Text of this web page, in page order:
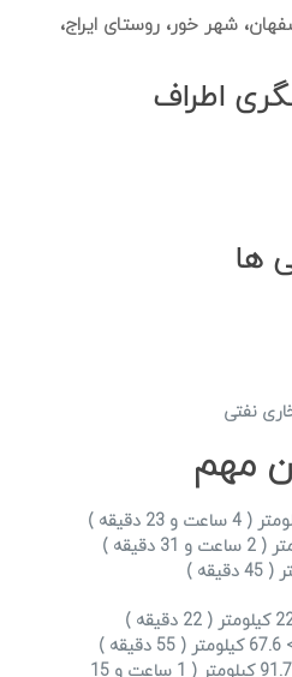
شهر خور، روستای ایراج،
اطراف
ها
نفتی
مهم
)
فاصله تا بیابان ریگ کله –> 91.7 کیلومتر ( 1 ساعت و 15